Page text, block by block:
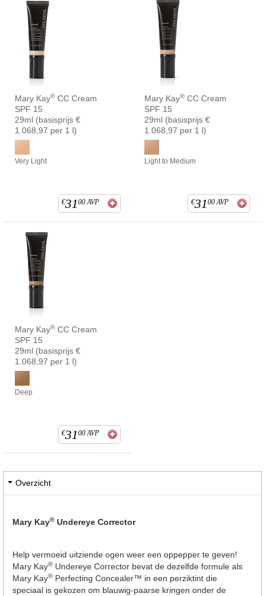
Mary Kay® CC Cream
SPF 15
29ml (basisprijs €
1.068,97 per 1 l)
Very Light
€31 00 AVP
Mary Kay® CC Cream
SPF 15
29ml (basisprijs €
1.068,97 per 1 l)
Light to Medium
€31 00 AVP
Mary Kay® CC Cream
SPF 15
29ml (basisprijs €
1.068,97 per 1 l)
Deep
€31 00 AVP
Overzicht
Mary Kay® Undereye Corrector
Help vermoeid uitziende ogen weer een oppepper te geven!
Mary Kay® Undereye Corrector bevat de dezelfde formule als
Mary Kay® Perfecting Concealer™ in een perziktint die
speciaal is gekozen om blauwig-paarse kringen onder de